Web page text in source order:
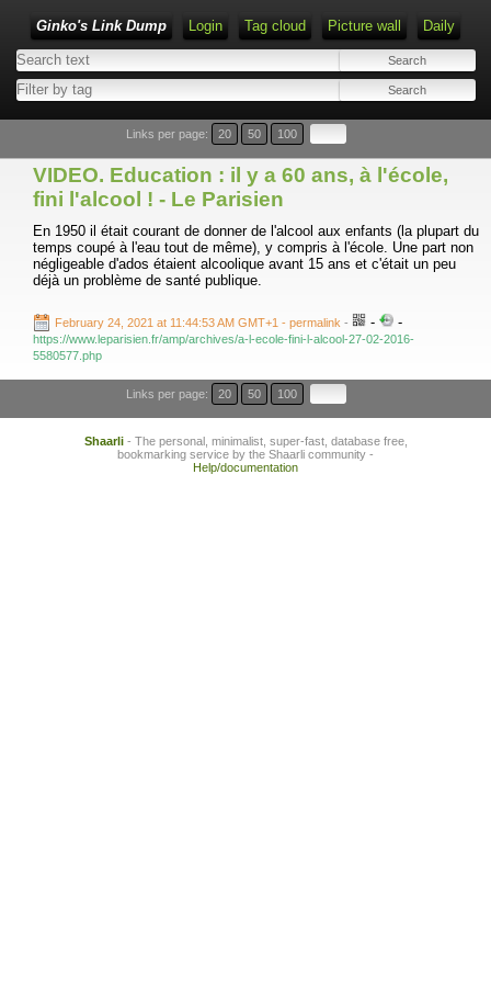
Ginko's Link Dump Login Tag cloud Picture wall Daily
Type 1 or more characters for results.
Links per page: 20 50 100
VIDEO. Education : il y a 60 ans, à l'école,
fini l'alcool ! - Le Parisien
En 1950 il était courant de donner de l'alcool aux enfants (la plupart du
temps coupé à l'eau tout de même), y compris à l'école. Une part non
négligeable d'ados étaient alcoolique avant 15 ans et c'était un peu
déjà un problème de santé publique.
February 24, 2021 at 11:44:53 AM GMT+1 - permalink - - -
https://www.leparisien.fr/amp/archives/a-l-ecole-fini-l-alcool-27-02-2016-
5580577.php
Links per page: 20 50 100
Shaarli- The personal, minimalist, super-fast, database free,
bookmarking service by the Shaarli community -
Help/documentation